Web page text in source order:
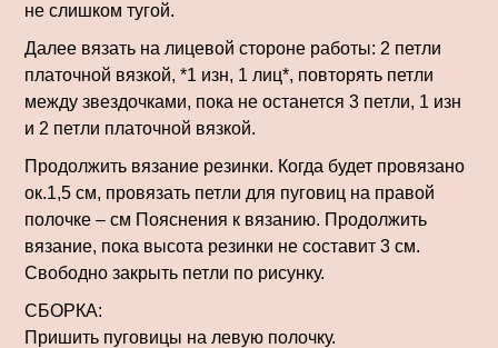
не слишком тугой.
Далее вязать на лицевой стороне работы: 2 петли
платочной вязкой, *1 изн, 1 лиц*, повторять петли
между звездочками, пока не останется 3 петли, 1 изн
и 2 петли платочной вязкой.
Продолжить вязание резинки. Когда будет провязано
ок.1,5 см, провязать петли для пуговиц на правой
полочке – см Пояснения к вязанию. Продолжить
вязание, пока высота резинки не составит 3 см.
Свободно закрыть петли по рисунку.
СБОРКА:
Пришить пуговицы на левую полочку.